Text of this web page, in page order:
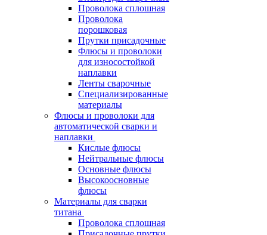
Проволока сплошная
Проволока
порошковая
Прутки присадочные
Флюсы и проволоки
для износостойкой
наплавки
Ленты сварочные
Специализированные
материалы
Флюсы и проволоки для
автоматической сварки и
наплавки
Кислые флюсы
Нейтральные флюсы
Основные флюсы
Высокоосновные
флюсы
Материалы для сварки
титана
Проволока сплошная